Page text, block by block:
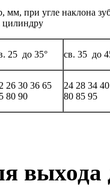
мм, при угле наклона
цилиндру
25 до 35° св. 35 до
26 30 36 65
80 90
24 28 34 40
80 85 95